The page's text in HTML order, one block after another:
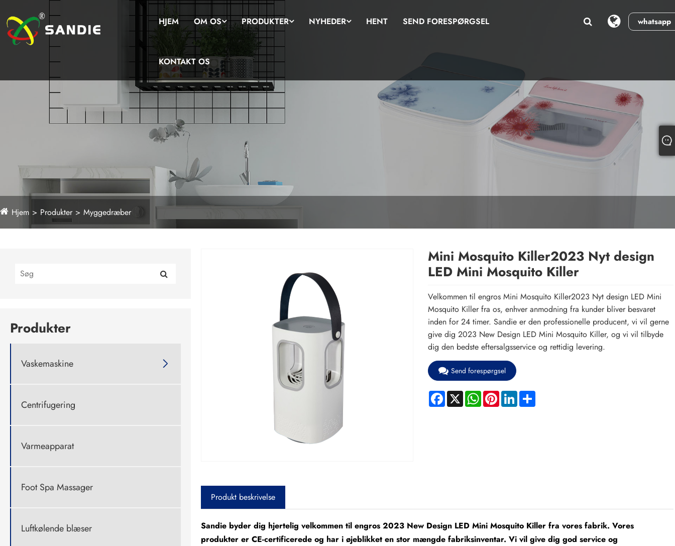
whatsapp
HJEM OM OS PRODUKTER NYHEDER HENT SEND FORESPØRGSEL
KONTAKT OS
Hjem Produkter Myggedræber
Produkter
Vaskemaskine 
Centrifugering
Varmeapparat
Foot Spa Massager
Luftkølende blæser
Mini Mosquito Killer2023 Nyt design
LED Mini Mosquito Killer
Velkommen til engros Mini Mosquito Killer2023 Nyt design LED Mini
Mosquito Killer fra os, enhver anmodning fra kunder bliver besvaret
inden for 24 timer. Sandie er den professionelle producent, vi vil gerne
give dig 2023 New Design LED Mini Mosquito Killer, og vi vil tilbyde
dig den bedste eftersalgsservice og rettidig levering.
Send forespørgsel
Facebook
X WhatsApp
PinterestLinkedInShare
Produkt beskrivelse
Sandie byder dig hjertelig velkommen til engros 2023 New Design LED Mini Mosquito Killer fra vores fabrik. Vores
produkter er CE-certificerede og har i øjeblikket en stor mængde fabriksinventar. Vi vil give dig god service og